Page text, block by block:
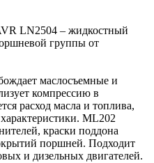
LN2504 – жидкостный
группы от
маслосъемные и
компрессию в
расход масла и топлива,
ML202
краски поддона
поршней. Подходит
и дизельных двигателей.